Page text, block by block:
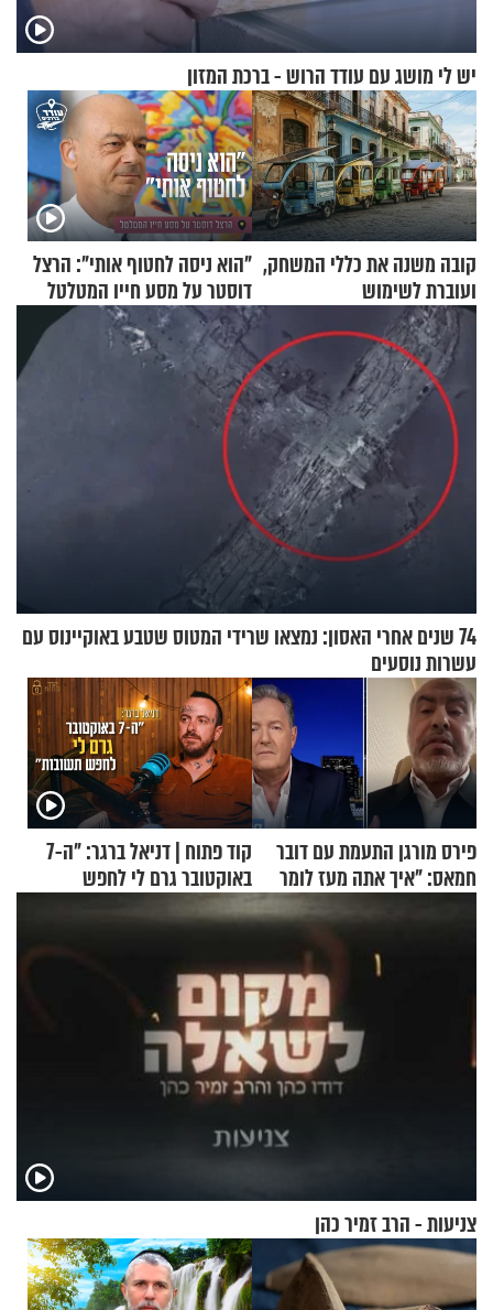
יש לי מושג עם עודד הרוש - ברכת המזון
קובה משנה את כללי המשחק,
ועוברת לשימוש
בתלת־אופנועים סולאריים
"הוא ניסה לחטוף אותי": הרצל
דוסטר על מסע חייו המטלטל
74 שנים אחרי האסון: נמצאו שרידי המטוס שטבע באוקיינוס עם
עשרות נוסעים
פירס מורגן התעמת עם דובר
חמאס: "איך אתה מעז לומר
שלא ביצעתם פשעי מלחמה?!"
קוד פתוח | דניאל ברגר: "ה-7
באוקטובר גרם לי לחפש
תשובות"
צניעות - הרב זמיר כהן